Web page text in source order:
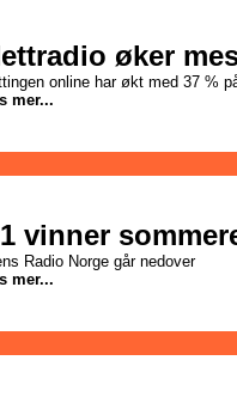
øker
online har økt med 37 %
mer...
vinner
Radio Norge går nedover
mer...